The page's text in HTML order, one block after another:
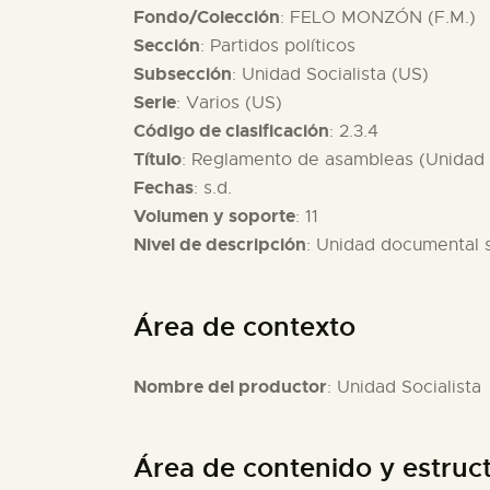
Fondo/Colección: FELO MONZÓN (F.M.)
Sección: Partidos políticos
Subsección: Unidad Socialista (US)
Serie: Varios (US)
Código de clasificación: 2.3.4
Título: Reglamento de asambleas (Unidad
Fechas: s.d.
Volumen y soporte: 11
Nivel de descripción: Unidad documental
Área de contexto
Nombre del productor: Unidad Socialista
Área de contenido y